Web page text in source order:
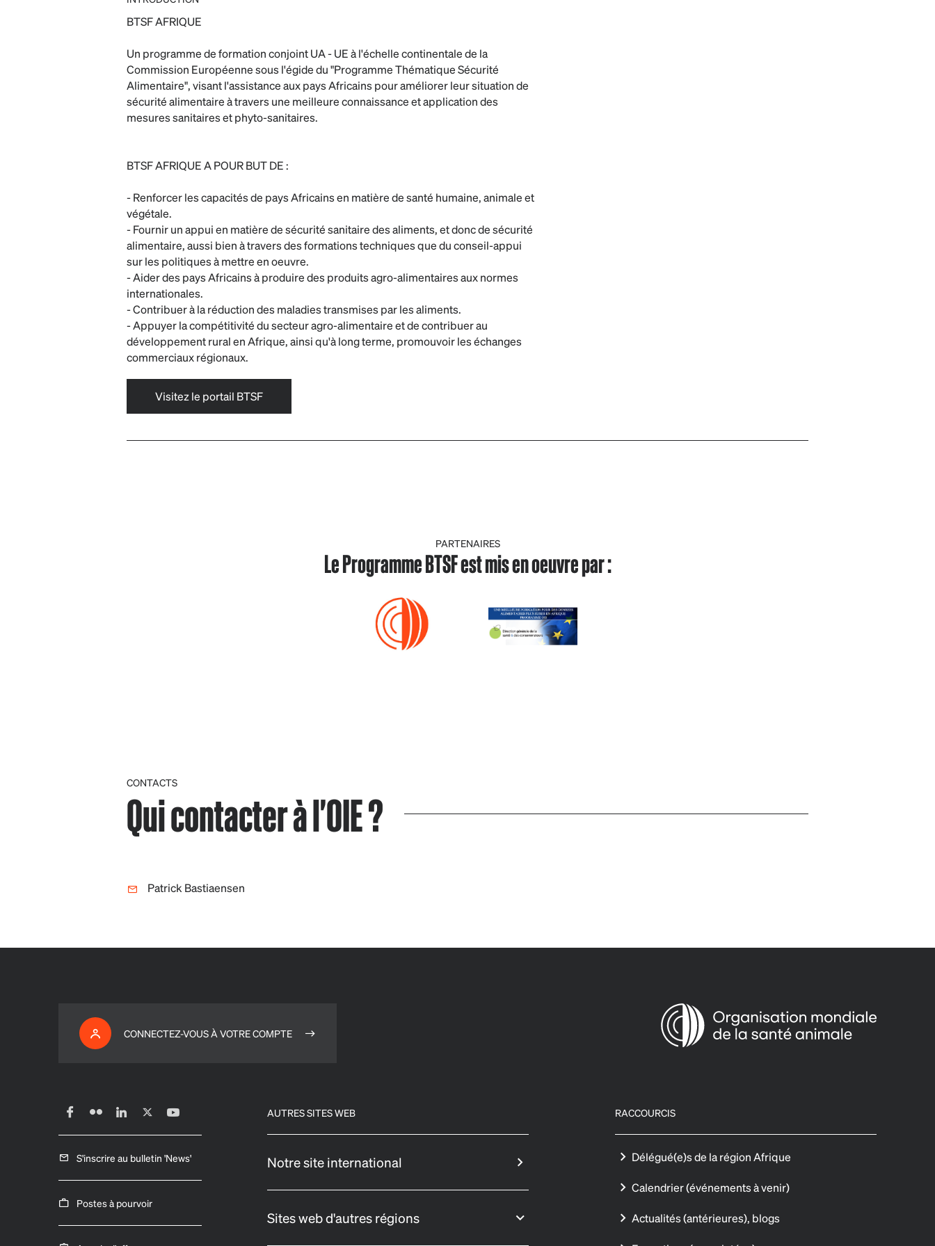
BTSF AFRIQUE
Un programme de formation conjoint UA - UE à l'échelle continentale de la
Commission Européenne sous l'égide du "Programme Thématique Sécurité
Alimentaire", visant l'assistance aux pays Africains pour améliorer leur situation de
sécurité alimentaire à travers une meilleure connaissance et application des
mesures sanitaires et phyto-sanitaires.
BTSF AFRIQUE A POUR BUT DE :
- Renforcer les capacités de pays Africains en matière de santé humaine, animale et
végétale.
- Fournir un appui en matière de sécurité sanitaire des aliments, et donc de sécurité
alimentaire, aussi bien à travers des formations techniques que du conseil-appui
sur les politiques à mettre en oeuvre.
- Aider des pays Africains à produire des produits agro-alimentaires aux normes
internationales.
- Contribuer à la réduction des maladies transmises par les aliments.
- Appuyer la compétitivité du secteur agro-alimentaire et de contribuer au
développement rural en Afrique, ainsi qu'à long terme, promouvoir les échanges
commerciaux régionaux.
Visitez le portail BTSF
PARTENAIRES
Le Programme BTSF est mis en oeuvre par :
CONTACTS
Qui contacter à l'OIE ?
Patrick Bastiaensen
CONNECTEZ-VOUS À VOTRE COMPTE
S'inscrire au bulletin 'News'
Postes à pourvoir
AUTRES SITES WEB
Notre site international
Sites web d'autres régions
RACCOURCIS
Délégué(e)s de la région Afrique
Calendrier (événements à venir)
Actualités (antérieures), blogs